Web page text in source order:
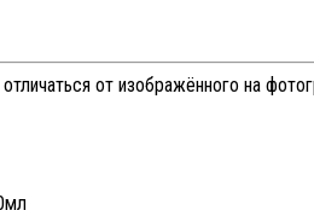
от изображённого на